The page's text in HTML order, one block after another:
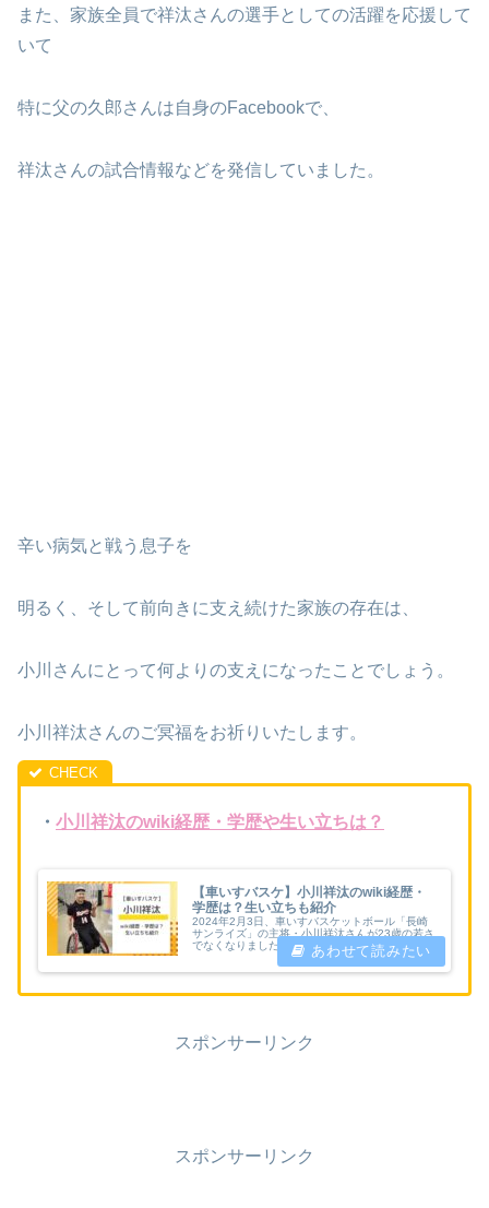
また、家族全員で祥汰さんの選手としての活躍を応援して
いて
特に父の久郎さんは自身のFacebookで、
祥汰さんの試合情報などを発信していました。
辛い病気と戦う息子を
明るく、そして前向きに支え続けた家族の存在は、
小川さんにとって何よりの支えになったことでしょう。
小川祥汰さんのご冥福をお祈りいたします。
・ 小川祥汰のwiki経歴・学歴や生い立ちは？
【車いすバスケ】小川祥汰のwiki経歴・
学歴は？生い立ちも紹介
2024年2月3日、車いすバスケットボール「長崎
サンライズ」の主将・小川祥汰さんが23歳の若さ
でなくなりました。死因は、持病の骨肉腫だとい
うことです。小川さんは、2018年に骨のがんの
一種「骨肉腫」を発症し、左足を切断し車いすバ
たのでしょうか。生い立ちや経歴をご紹介しま
スポンサーリンク
スポンサーリンク